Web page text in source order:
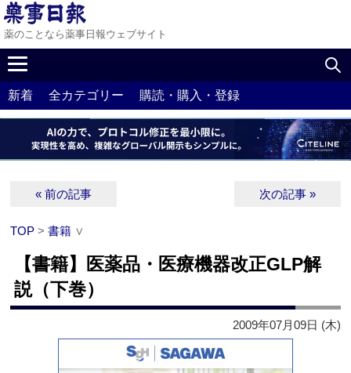
薬のことなら薬事日報ウェブサイト
新着 全カテゴリー 購読・購入・登録
« 前の記事 次の記事 »
TOP >書籍 ∨
【書籍】医薬品・医療機器改正GLP解
説（下巻）
2009年07月09日 (木)